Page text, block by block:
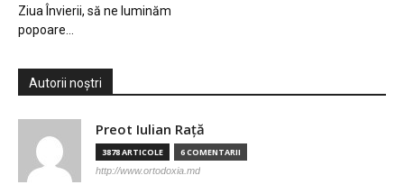
Ziua Învierii, să ne luminăm
popoare…
Autorii noștri
Preot Iulian Raţă
3878 ARTICOLE 6 COMENTARII
http://www.ortodoxia.md